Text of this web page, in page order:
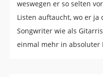
weswegen er so selten
Listen auftaucht, wo er
Songwriter wie als
einmal mehr in absoluter